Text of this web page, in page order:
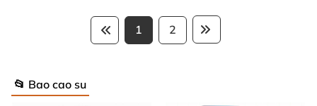
1 2
📂 Bao cao su